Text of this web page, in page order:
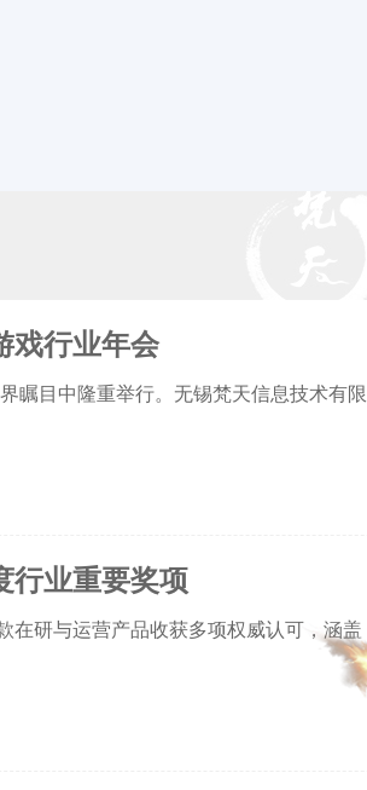
戏行业年会
瞩目中隆重举行。无锡梵天信息技术有限
行业重要奖项
在研与运营产品收获多项权威认可，涵盖